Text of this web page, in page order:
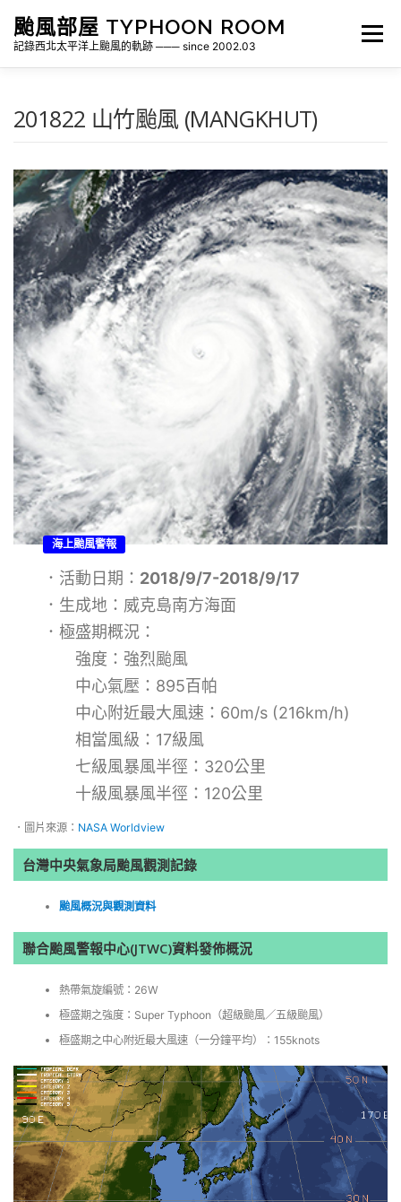
颱風部屋 TYPHOON ROOM
記錄西北太平洋上颱風的軌跡 ─── since 2002.03
選單
各地瞬間風速紀錄 侵台颱風新聞剪報 氣象相關資源
201822 山竹颱風 (MANGKHUT)
海上颱風警報
．活動日期： 2018/9/7-2018/9/17
．生成地：威克島南方海面
．極盛期概況：
強度：強烈颱風
中心氣壓：895百帕
中心附近最大風速：60m/s (216km/h)
相當風級：17級風
七級風暴風半徑：320公里
十級風暴風半徑：120公里
．圖片來源： NASA Worldview
台灣中央氣象局颱風觀測記錄
颱風概況與觀測資料
聯合颱風警報中心(JTWC)資料發佈概況
熱帶氣旋編號：26W
極盛期之強度：Super Typhoon（超級颱風／五級颱風）
極盛期之中心附近最大風速（一分鐘平均）：155knots